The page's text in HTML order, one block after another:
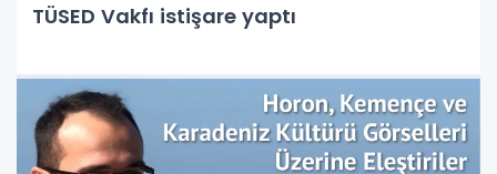
TÜSED Vakfı istişare yaptı